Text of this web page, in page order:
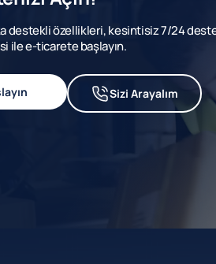
destekli özellikleri, kesintisiz 7/24
ile e-ticarete başlayın.
Sizi Arayalım